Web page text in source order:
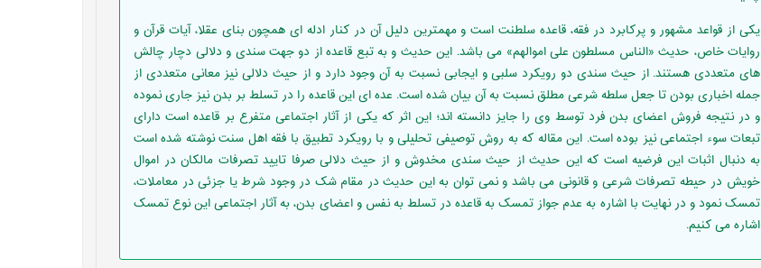
یکی از قواعد مشهور و پرکابرد در فقه، قاعده سلطنت است و مهمترین دلیل آن در کنار ادله ای همچون بنای عقلا، آیات قرآن و
روایات خاص، حدیث «الناس مسلطون علی اموالهم» می باشد. این حدیث و به تبع قاعده از دو جهت سندی و دلالی دچار چالش
های متعددی هستند. از حیث سندی دو رویکرد سلبی و ایجابی نسبت به آن وجود دارد و از حیث دلالی نیز معانی متعددی از
جمله اخباری بودن تا جعل سلطه شرعی مطلق نسبت به آن بیان شده است. عده ای این قاعده را در تسلط بر بدن نیز جاری نموده
و در نتیجه فروش اعضای بدن فرد توسط وی را جایز دانسته اند؛ این اثر که یکی از آثار اجتماعی متفرع بر قاعده است دارای
تبعات سوء اجتماعی نیز بوده است. این مقاله که به روش توصیفی تحلیلی و با رویکرد تطبیق با فقه اهل سنت نوشته شده است
به دنبال اثبات این فرضیه است که این حدیث از حیث سندی مخدوش و از حیث دلالی صرفا تایید تصرفات مالکان در اموال
خویش در حیطه تصرفات شرعی و قانونی می باشد و نمی توان به این حدیث در مقام شک در وجود شرط یا جزئی در معاملات،
تمسک نمود و در نهایت با اشاره به عدم جواز تمسک به قاعده در تسلط به نفس و اعضای بدن، به آثار اجتماعی این نوع تمسک
اشاره می کنیم.